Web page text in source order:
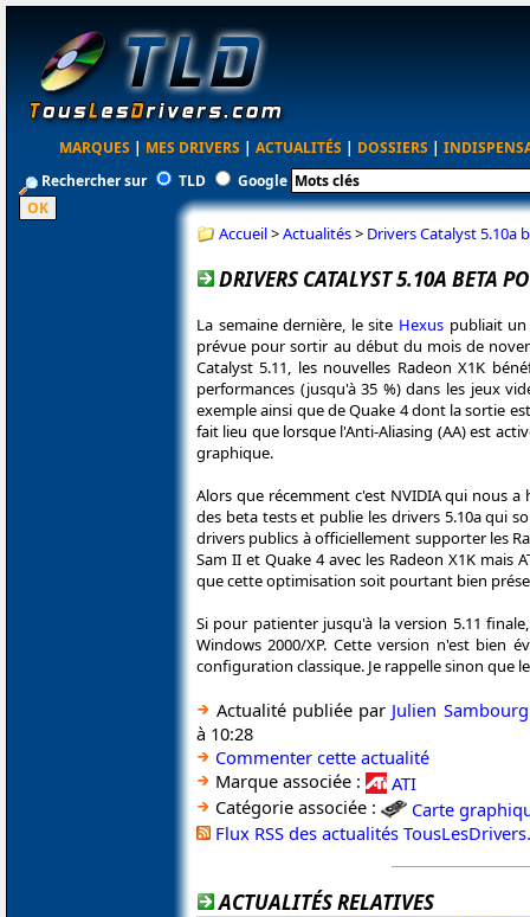
MARQUES | MES DRIVERS | ACTUALITÉS | DOSSIERS |
Rechercher sur
TLD Google
Accueil>Actualités> Drivers Catalyst 5.10a
DRIVERS CATALYST 5.10A BETA
La semaine dernière, le site Hexuspubliait un
prévue pour sortir au début du mois de
Catalyst 5.11, les nouvelles Radeon X1K
performances (jusqu'à 35 %) dans les jeux
exemple ainsi que de Quake 4 dont la sortie
fait lieu que lorsque l'Anti-Aliasing (AA) est
graphique.
Alors que récemment c'est NVIDIA qui nous
des beta tests et publie les drivers 5.10a qui
drivers publics à officiellement supporter les
Sam II et Quake 4 avec les Radeon X1K
que cette optimisation soit pourtant bien
Si pour patienter jusqu'à la version 5.11
Windows 2000/XP. Cette version n'est bien
configuration classique. Je rappelle sinon que
Actualité publiée par Julien Sambourg
à 10:28
Commenter cette actualité
Marque associée :
ATI
Catégorie associée :
Carte
Flux RSS des actualités
ACTUALITÉS RELATIVES